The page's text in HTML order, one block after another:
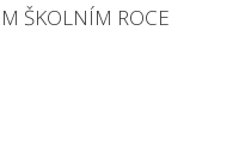
ŠKOLNÍM ROCE